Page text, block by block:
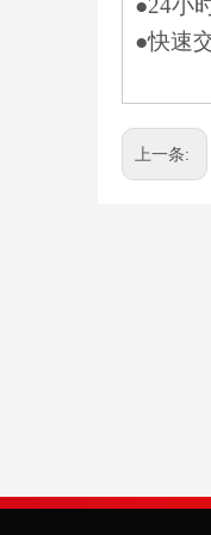
●24小
●快速
上一条: